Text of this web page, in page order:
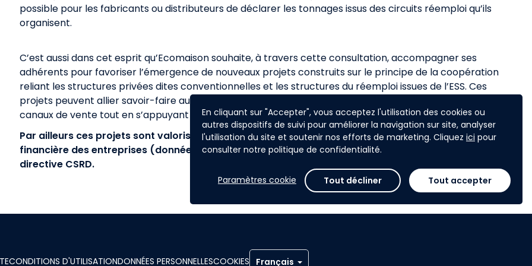
En cliquant sur "Accepter", vous acceptez l'utilisation des cookies ou
autres dispositifs de suivi pour améliorer la navigation sur site, analyser
l'utilisation du site et soutenir nos efforts de marketing. Cliquez ici pour
consulter notre politique de confidentialité.
Paramètres cookie Tout décliner Tout accepter
possible pour les fabricants ou distributeurs de déclarer les tonnages issus des circuits réemploi qu’ils
organisent.
C’est aussi dans cet esprit qu’Ecomaison souhaite, à travers cette consultation, accompagner ses
adhérents pour favoriser l’émergence de nouveaux projets construits sur le principe de la coopération
reliant les structures privées dites conventionnelles et les structures du réemploi issues de l’ESS. Ces
projets peuvent allier savoir-faire autour de la fabrication et de la rénovation, de la mise en place de
canaux de vente tout en s’appuyant sur un écosystème local.
Par ailleurs ces projets sont valorisables dans le cadre du reporting de la performance extra-
financière des entreprises (données ESG). Les critères de cet Appel à Projets sont alignés avec la
directive CSRD.
CONDITIONS D'UTILISATIONDONNÉES PERSONNELLESCOOKIES Français